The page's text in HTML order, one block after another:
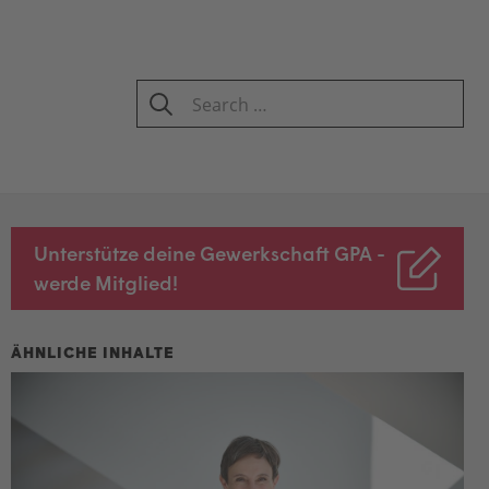
SEARCH
Search
for:
Unterstütze deine Gewerkschaft GPA -
werde Mitglied!